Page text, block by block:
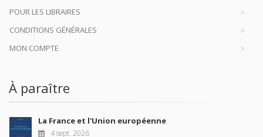
POUR LES LIBRAIRES
CONDITIONS GÉNÉRALES
MON COMPTE
À paraître
La France et l'Union européenne
4 sept. 2026